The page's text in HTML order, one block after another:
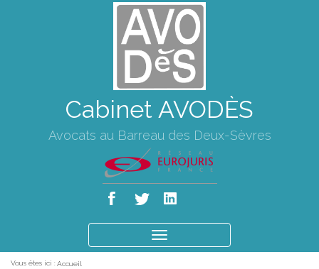
Cabinet AVODÈS
Avocats au Barreau des Deux-Sèvres
le
Vous êtes ici : Accueil